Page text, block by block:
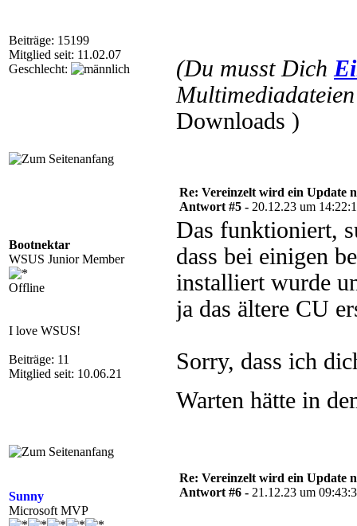
Beiträge: 15199
Mitglied seit: 11.02.07
Geschlecht:
(Du musst Dich
Downloads )
Bootnektar
WSUS Junior Member
Offline
I love WSUS!
Beiträge: 11
Mitglied seit: 10.06.21
Re: Vereinzelt wird ein Update
Antwort #5 - 20.12.23 um
Das funktioniert,
dass bei einigen
installiert wurde
ja das ältere CU
Sorry, dass ich
Warten hätte in
Sunny
Microsoft MVP
Re: Vereinzelt wird ein Update
Antwort #6 - 21.12.23 um